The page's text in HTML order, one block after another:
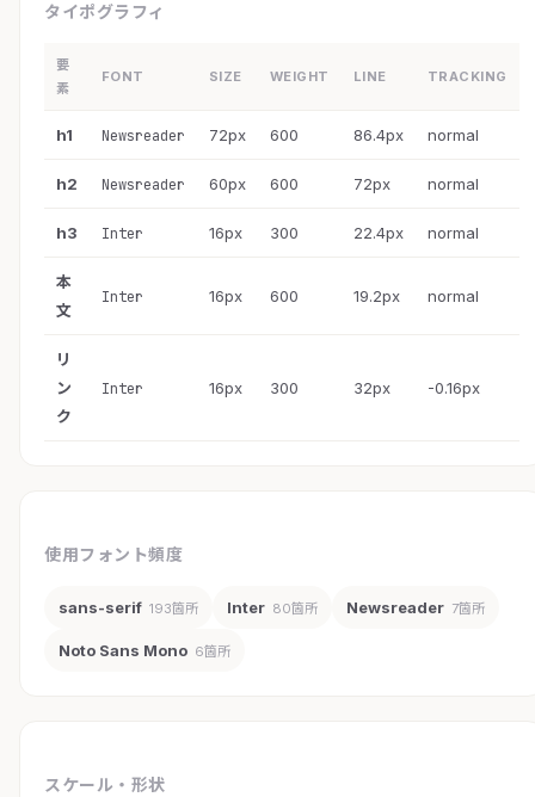
タイポグラフィ
要
素
FONT SIZE WEIGHT LINE TRACKING
h1 Newsreader 72px 600 86.4px normal
h2 Newsreader 60px 600 72px normal
h3 Inter 16px 300 22.4px normal
本
文
Inter 16px 600 19.2px normal
リ
ン
ク
Inter 16px 300 32px -0.16px
使用フォント頻度
sans-serif 193箇所 Inter 80箇所 Newsreader 7箇所
Noto Sans Mono 6箇所
スケール・形状